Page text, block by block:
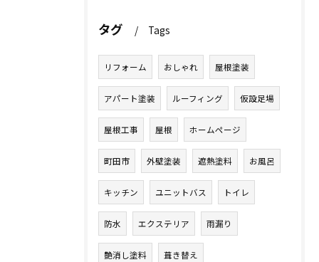
タグ Tags
リフォーム おしゃれ 屋根塗装
アパート塗装 ルーフィング 仮設足場
屋根工事 屋根 ホームページ
町田市 外壁塗装 遮熱塗料 お風呂
キッチン ユニットバス トイレ
防水 エクステリア 雨漏り
艶消し塗料 葺き替え